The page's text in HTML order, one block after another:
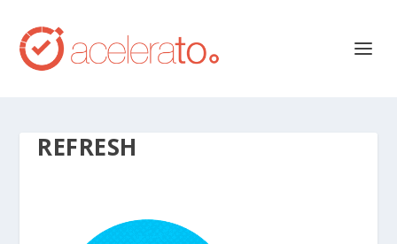
REFRESH